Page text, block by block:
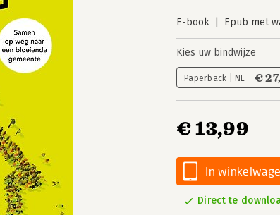
E-book Epub met
Kies uw bindwijze
Paperback | NL €
€ 13,99
In
Direct te